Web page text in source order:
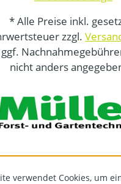
* Alle Preise inkl.
zzgl.
nicht anders
verwendet Cookies, um